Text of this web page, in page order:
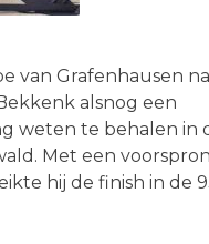
van Grafenhausen
alsnog een
weten te behalen in
Met een
hij de finish in de